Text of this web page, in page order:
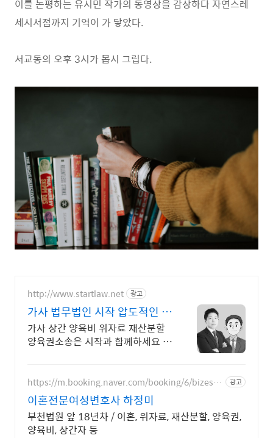
이를 논평하는 유시민 작가의 동영상을 감상하다 자연스레
세시서점까지 기억이 가 닿았다.
서교동의 오후 3시가 몹시 그립다.
http://www.startlaw.net 광고
가사 법무법인 시작 압도적인 이
혼소송 승소사례
가사 상간 양육비 위자료 재산분할
양육권소송은 시작과 함께하세요 당
https://m.booking.naver.com/booking/6/bizes/1
47504
광고
이혼전문여성변호사 하정미
부천법원 앞 18년차 / 이혼, 위자료, 재산분할, 양육권,
양육비, 상간자 등